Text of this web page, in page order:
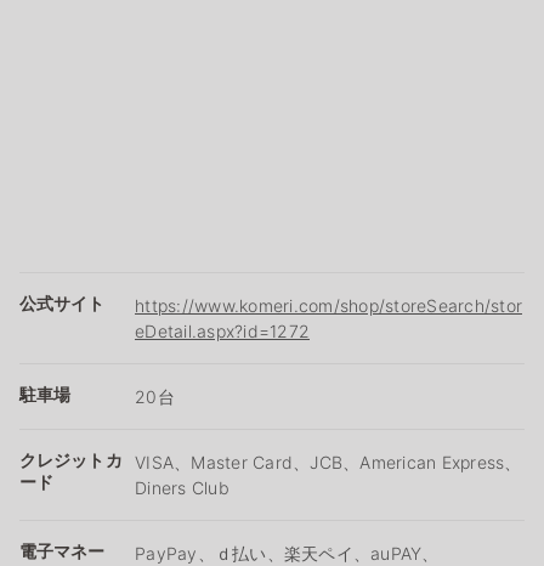
公式サイト
https://www.komeri.com/shop/storeSearch/stor
eDetail.aspx?id=1272
駐車場 20台
クレジットカ
ード
VISA、Master Card、JCB、American Express、
Diners Club
電子マネー
PayPay、ｄ払い、楽天ペイ、auPAY、